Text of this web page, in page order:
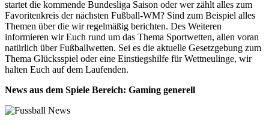
startet die kommende Bundesliga Saison oder wer zählt alles zum
Favoritenkreis der nächsten Fußball-WM? Sind zum Beispiel alles
Themen über die wir regelmäßig berichten. Des Weiteren
informieren wir Euch rund um das Thema Sportwetten, allen voran
natürlich über Fußballwetten. Sei es die aktuelle Gesetzgebung zum
Thema Glücksspiel oder eine Einstiegshilfe für Wettneulinge, wir
halten Euch auf dem Laufenden.
News aus dem Spiele Bereich: Gaming generell